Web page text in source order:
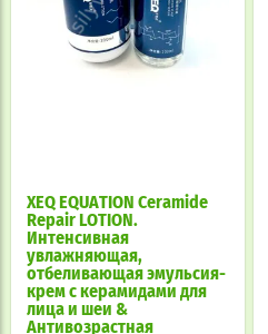
XEQ EQUATION Ceramide
Repair LOTION.
Интенсивная
увлажняющая,
отбеливающая эмульсия-
крем с керамидами для
лица и шеи &
Антивозрастная